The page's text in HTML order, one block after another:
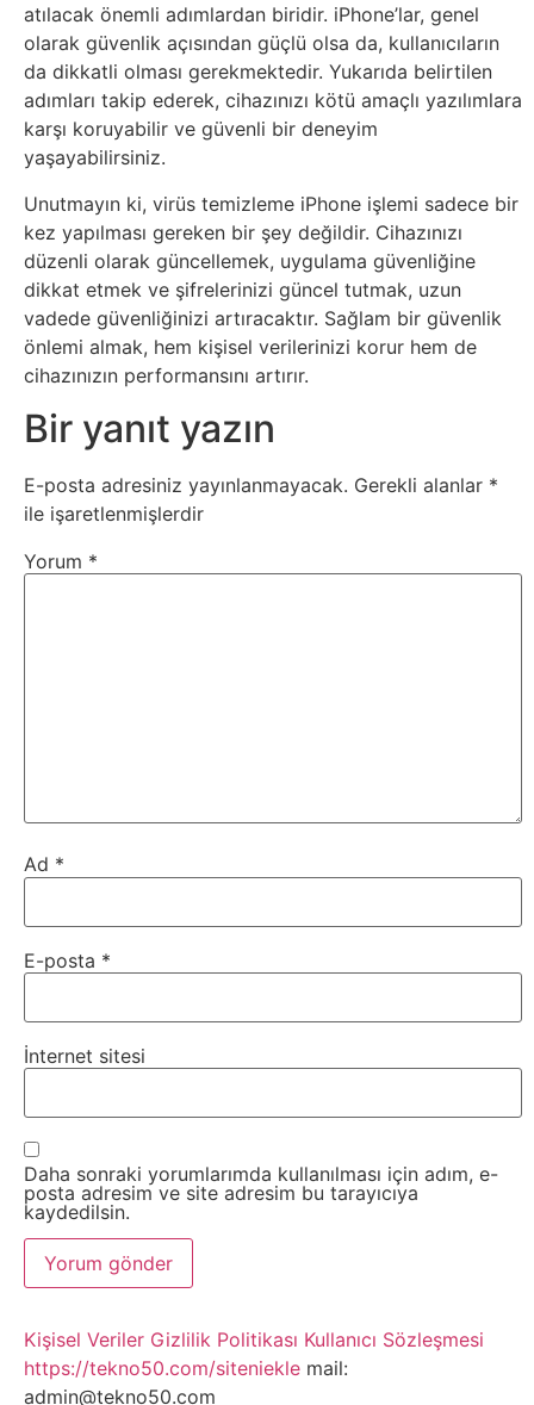
Seo
Sigorta
Sinema
Spor
Tarih
Tarım
Tv
Web
Siteleri
Webmaster
Yapay
Yemek
Youtube
atılacak önemli adımlardan biridir. iPhone’lar, genel
olarak güvenlik açısından güçlü olsa da, kullanıcıların
da dikkatli olması gerekmektedir. Yukarıda belirtilen
adımları takip ederek, cihazınızı kötü amaçlı yazılımlara
karşı koruyabilir ve güvenli bir deneyim
yaşayabilirsiniz.
Unutmayın ki, virüs temizleme iPhone işlemi sadece bir
kez yapılması gereken bir şey değildir. Cihazınızı
düzenli olarak güncellemek, uygulama güvenliğine
dikkat etmek ve şifrelerinizi güncel tutmak, uzun
vadede güvenliğinizi artıracaktır. Sağlam bir güvenlik
önlemi almak, hem kişisel verilerinizi korur hem de
cihazınızın performansını artırır.
Bir yanıt yazın
E-posta adresiniz yayınlanmayacak. Gerekli alanlar *
ile işaretlenmişlerdir
Yorum *
Ad *
E-posta *
İnternet sitesi
Daha sonraki yorumlarımda kullanılması için adım, e-
posta adresim ve site adresim bu tarayıcıya
kaydedilsin.
Kişisel Veriler Gizlilik Politikası Kullanıcı Sözleşmesi
https://tekno50.com/siteniekle mail:
admin@tekno50.com